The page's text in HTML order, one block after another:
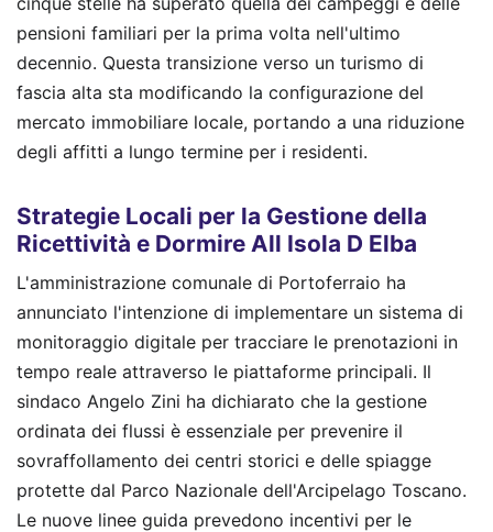
pensioni familiari per la prima volta nell'ultimo
decennio. Questa transizione verso un turismo di
fascia alta sta modificando la configurazione del
mercato immobiliare locale, portando a una riduzione
degli affitti a lungo termine per i residenti.
Strategie Locali per la Gestione della
Ricettività e Dormire All Isola D Elba
L'amministrazione comunale di Portoferraio ha
annunciato l'intenzione di implementare un sistema di
monitoraggio digitale per tracciare le prenotazioni in
tempo reale attraverso le piattaforme principali. Il
sindaco Angelo Zini ha dichiarato che la gestione
ordinata dei flussi è essenziale per prevenire il
sovraffollamento dei centri storici e delle spiagge
protette dal Parco Nazionale dell'Arcipelago Toscano.
Le nuove linee guida prevedono incentivi per le